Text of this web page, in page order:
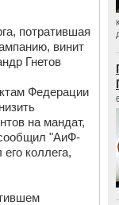
потратившая
винит
Гнетов
Федерации
на мандат,
"АиФ-
коллега,